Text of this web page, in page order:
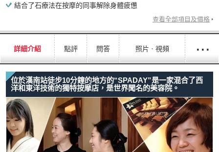
結合了石療法在按摩的同事解除身體疲憊
查看全部項目及價格
詳細介紹 點評 問答 照片ㆍ視頻 ···
位於漢南站徒步10分鐘的地方的“SPADAY”是一家混合了西
洋和東洋技術的獨特按摩店，是世界聞名的美容院。